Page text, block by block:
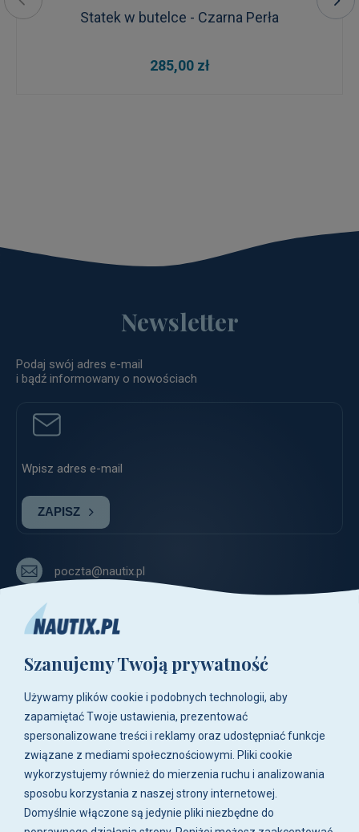
Statek w butelce - Czarna Perła
285,00 zł
Newsletter
Podaj swój adres e-mail
i bądź informowany o nowościach
ZAPISZ
poczta@nautix.pl
+48 783-788-216
ul. Zwoleńska 23,
04-761 Warszawa
Biuro i sklep są czynne:
pn-pt w godz. 8:00 - 16:00.
O firmie
Zakupy
Szanujemy Twoją prywatność
Używamy plików cookie i podobnych technologii, aby
zapamiętać Twoje ustawienia, prezentować
spersonalizowane treści i reklamy oraz udostępniać funkcje
związane z mediami społecznościowymi. Pliki cookie
wykorzystujemy również do mierzenia ruchu i analizowania
sposobu korzystania z naszej strony internetowej.
Domyślnie włączone są jedynie pliki niezbędne do